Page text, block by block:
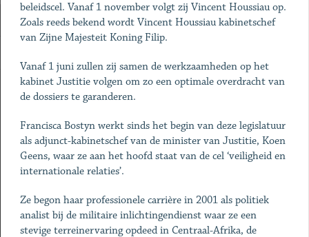
beleidscel. Vanaf 1 november volgt zij Vincent Houssiau op.
Zoals reeds bekend wordt Vincent Houssiau kabinetschef
van Zijne Majesteit Koning Filip.
Vanaf 1 juni zullen zij samen de werkzaamheden op het
kabinet Justitie volgen om zo een optimale overdracht van
de dossiers te garanderen.
Francisca Bostyn werkt sinds het begin van deze legislatuur
als adjunct-kabinetschef van de minister van Justitie, Koen
Geens, waar ze aan het hoofd staat van de cel ‘veiligheid en
internationale relaties’.
Ze begon haar professionele carrière in 2001 als politiek
analist bij de militaire inlichtingendienst waar ze een
stevige terreinervaring opdeed in Centraal-Afrika, de